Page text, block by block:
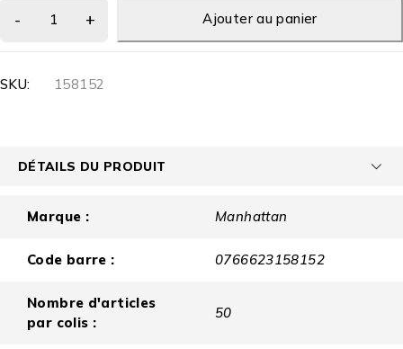
Ajouter au panier
SKU: 158152
DÉTAILS DU PRODUIT
Marque : Manhattan
Code barre : 0766623158152
Nombre d'articles
par colis :
50